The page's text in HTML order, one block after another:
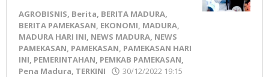
AGROBISNIS, Berita, BERITA MADURA,
BERITA PAMEKASAN, EKONOMI, MADURA,
MADURA HARI INI, NEWS MADURA, NEWS
PAMEKASAN, PAMEKASAN, PAMEKASAN HARI
INI, PEMERINTAHAN, PEMKAB PAMEKASAN,
Pena Madura, TERKINI 30/12/2022 19:15